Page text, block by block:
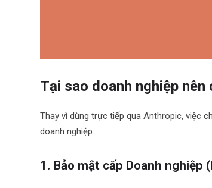
Tại sao doanh nghiệp
Thay vì dùng trực tiếp qua Anthropic, việc
doanh nghiệp:
1. Bảo mật cấp Doanh nghiệp